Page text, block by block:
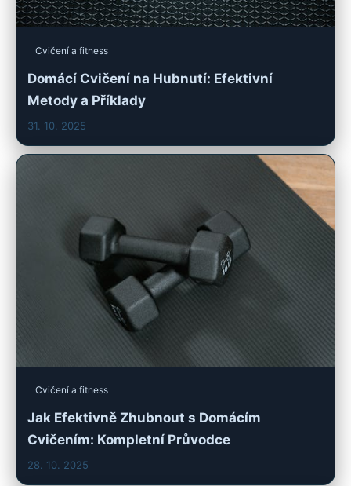
Cvičení a fitness
Domácí Cvičení na Hubnutí: Efektivní
Metody a Příklady
31. 10. 2025
Cvičení a fitness
Jak Efektivně Zhubnout s Domácím
Cvičením: Kompletní Průvodce
28. 10. 2025